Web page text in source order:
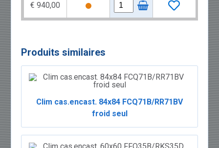
€ 940,00
Produits similaires
Clim cas.encast. 84x84 FCQ71B/RR71BV
froid seul